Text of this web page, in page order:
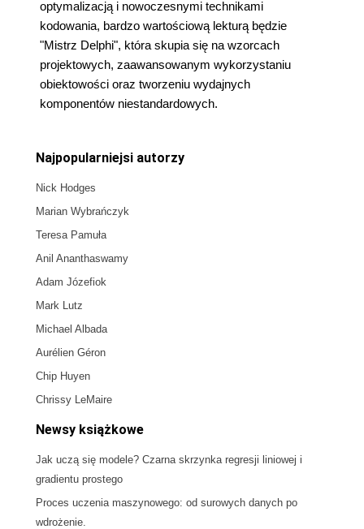
optymalizacją i nowoczesnymi technikami
kodowania, bardzo wartościową lekturą będzie
"Mistrz Delphi", która skupia się na wzorcach
projektowych, zaawansowanym wykorzystaniu
obiektowości oraz tworzeniu wydajnych
komponentów niestandardowych.
Najpopularniejsi autorzy
Nick Hodges
Marian Wybrańczyk
Teresa Pamuła
Anil Ananthaswamy
Adam Józefiok
Mark Lutz
Michael Albada
Aurélien Géron
Chip Huyen
Chrissy LeMaire
Newsy książkowe
Jak uczą się modele? Czarna skrzynka regresji liniowej i
gradientu prostego
Proces uczenia maszynowego: od surowych danych po
wdrożenie.